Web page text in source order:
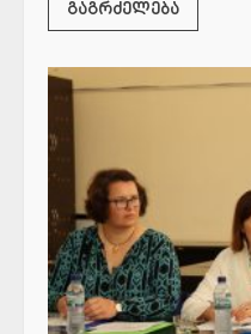
გაგრძელება